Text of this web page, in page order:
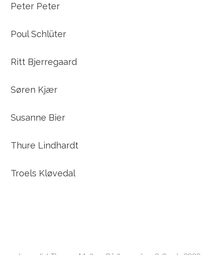
Peter Peter
Poul Schlüter
Ritt Bjerregaard
Søren Kjær
Susanne Bier
Thure Lindhardt
Troels Kløvedal